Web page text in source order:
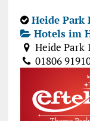
Heide Park
Hotels im
Heide Park
01806